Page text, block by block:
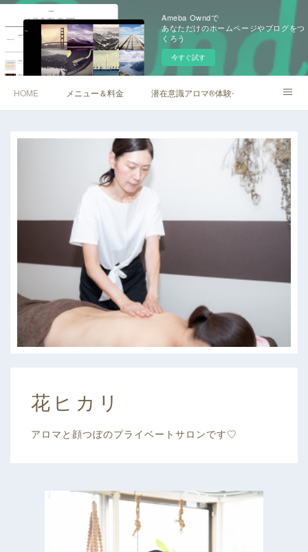
Ameba Owndで
あなただけのホームページやブログをつ
くろう
今すぐ試す
HOME メニュー＆料金 潜在意識アロマ®︎体験セッション
花ヒカリ
アロマと顔つぼのプライベートサロンです♡